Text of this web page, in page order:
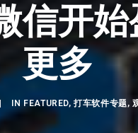
信开
更多
IN FEATURED,打车软件专题,